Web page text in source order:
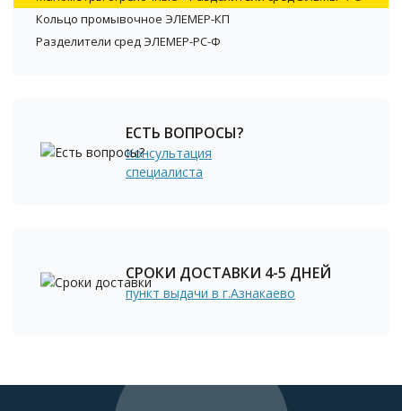
Кольцо промывочное ЭЛЕМЕР-КП
Разделители сред ЭЛЕМЕР-РС-Ф
ЕСТЬ ВОПРОСЫ?
Консультация
специалиста
СРОКИ ДОСТАВКИ 4-5 ДНЕЙ
пункт выдачи в г.Азнакаево